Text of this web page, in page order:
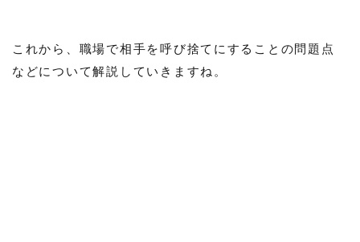
これから、職場で相手を呼び捨てにすることの問題点
などについて解説していきますね。